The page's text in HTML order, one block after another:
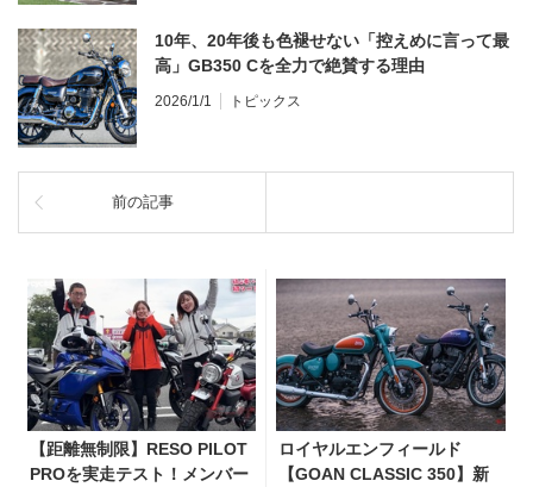
10年、20年後も色褪せない「控えめに言って最
高」GB350 Cを全力で絶賛する理由
2026/1/1 トピックス
前の記事
【距離無制限】RESO PILOT
PROを実走テスト！メンバー
ロイヤルエンフィールド
【GOAN CLASSIC 350】新